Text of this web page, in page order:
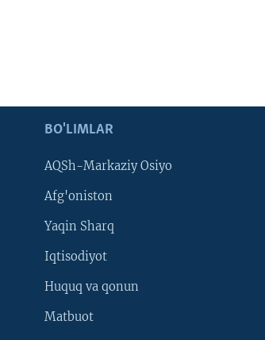
BO'LIMLAR
AQSh-Markaziy Osiyo
Afg'oniston
Yaqin Sharq
Iqtisodiyot
Huquq va qonun
Matbuot